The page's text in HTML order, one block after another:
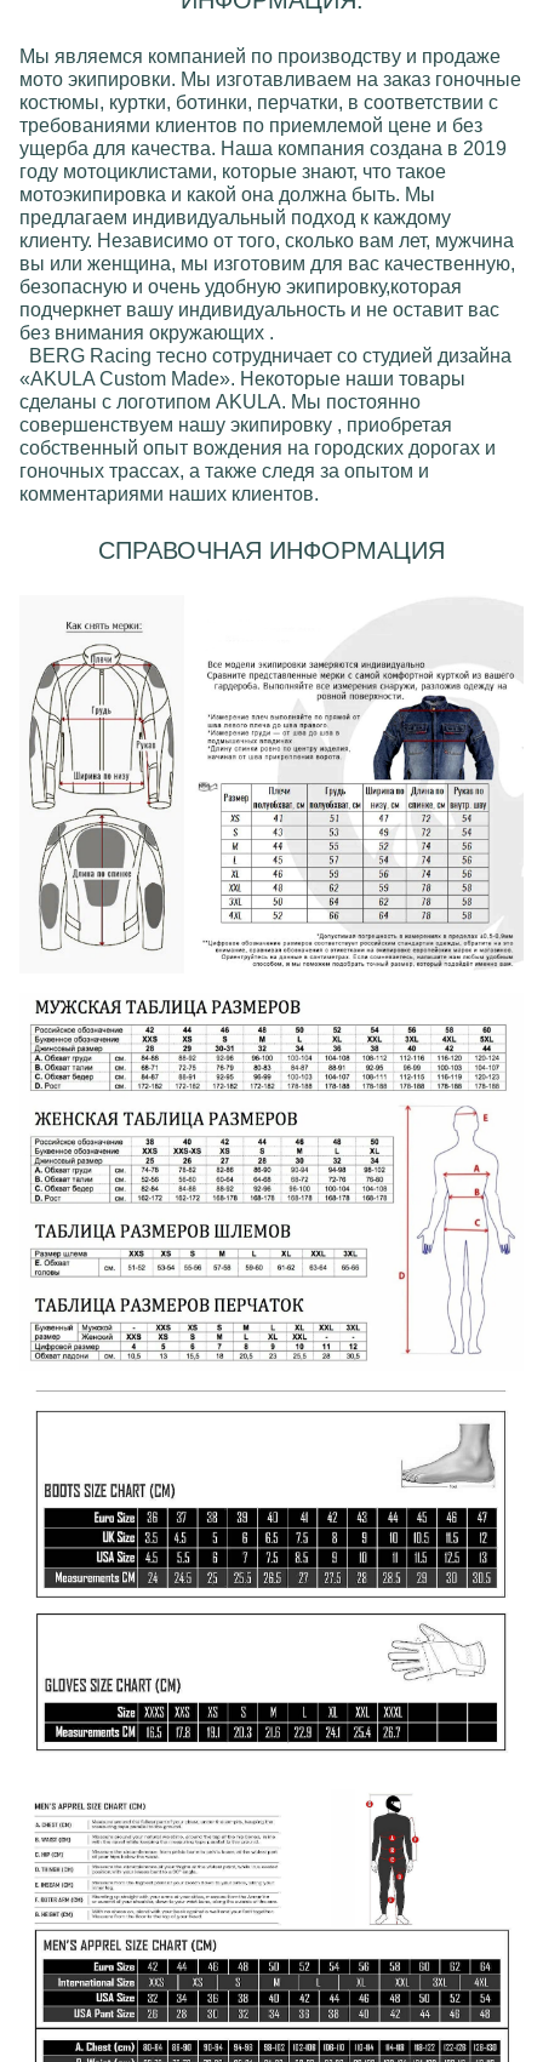
Мы являемся компанией по производству и продаже
мото экипировки. Мы изготавливаем на заказ гоночные
костюмы, куртки, ботинки, перчатки, в соответствии с
требованиями клиентов по приемлемой цене и без
ущерба для качества. Наша компания создана в 2019
году мотоциклистами, которые знают, что такое
мотоэкипировкa и какой она должна быть. Мы
предлагаем индивидуальный подход к каждому
клиенту. Независимо от того, сколько вам лет, мужчинa
вы или женщинa, мы изготовим для вас качественную,
безопасную и очень удобную экипировку,которая
подчеркнет вашу индивидуальность и не оставит вас
без внимания окружающих .
BERG Racing тесно сотрудничает со студией дизайна
«AKULA Custom Made». Некоторые наши товары
сделаны с логотипом AKULA. Мы постоянно
совершенствуем нашу экипировку , приобретая
собственный опыт вождения на городских дорогах и
гоночных трассах, а также следя за опытом и
комментариями наших клиентов.
СПРАВОЧНАЯ ИНФОРМАЦИЯ